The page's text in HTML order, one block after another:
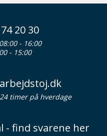
20 30
08:00 - 16:00
- 15:00
timer på hverdage
- find svarene her